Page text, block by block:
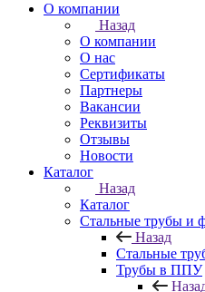
О компании
Назад
О компании
О нас
Сертификаты
Партнеры
Вакансии
Реквизиты
Отзывы
Новости
Каталог
Назад
Каталог
Стальные трубы и
Назад
Стальные
Трубы в ППУ